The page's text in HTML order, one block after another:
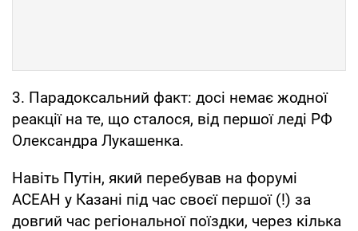
3. Парадоксальний факт: досі немає жодної
реакції на те, що сталося, від першої леді РФ
Олександра Лукашенка.
Навіть Путін, який перебував на форумі
АСЕАН у Казані під час своєї першої (!) за
довгий час регіональної поїздки, через кілька